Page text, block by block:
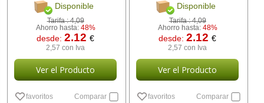
Disponible
Tarifa :4,09
Ahorro hasta: 48%
desde:2.12€
2,57 con Iva
Ver el Producto
favoritos Comparar
Disponible
Tarifa :4,09
Ahorro hasta: 48%
desde:2.12€
2,57 con Iva
Ver el Producto
favoritos Comparar